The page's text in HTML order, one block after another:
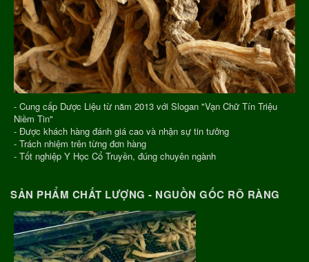
- Cung cấp Dược Liệu từ năm 2013 với Slogan "Vạn Chữ Tín Triệu
Niềm Tin"
- Được khách hàng đánh giá cao và nhận sự tin tưởng
- Trách nhiệm trên từng đơn hàng
- Tốt nghiệp Y Học Cổ Truyền, đúng chuyên ngành
SẢN PHẨM CHẤT LƯỢNG - NGUỒN GỐC RÕ RÀNG